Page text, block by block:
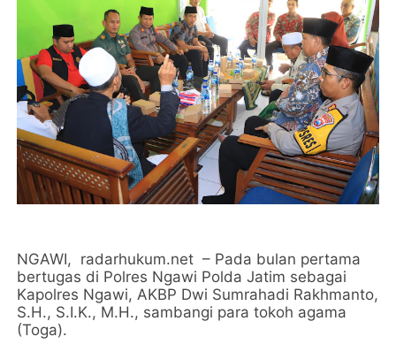
NGAWI, radarhukum.net – Pada bulan pertama
bertugas di Polres Ngawi Polda Jatim sebagai
Kapolres Ngawi, AKBP Dwi Sumrahadi Rakhmanto,
S.H., S.I.K., M.H., sambangi para tokoh agama
(Toga).